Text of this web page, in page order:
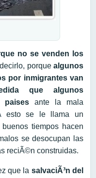
no se venden los
porquealgunos
por inmigrantes van
que algunos
paises ante la mala
esto se le llama un
tiempos hacen
se desocupan las
reciÃ©n construidas.
que la salvaciÃ³n del